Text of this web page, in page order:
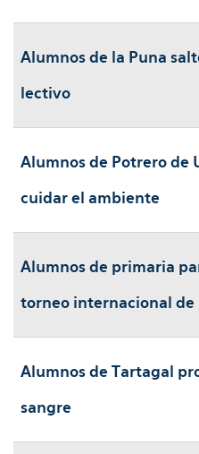
Alumnos de la Puna
lectivo
Alumnos de Potrero de
cuidar el ambiente
Alumnos de primaria
torneo internacional de
Alumnos de Tartagal
sangre